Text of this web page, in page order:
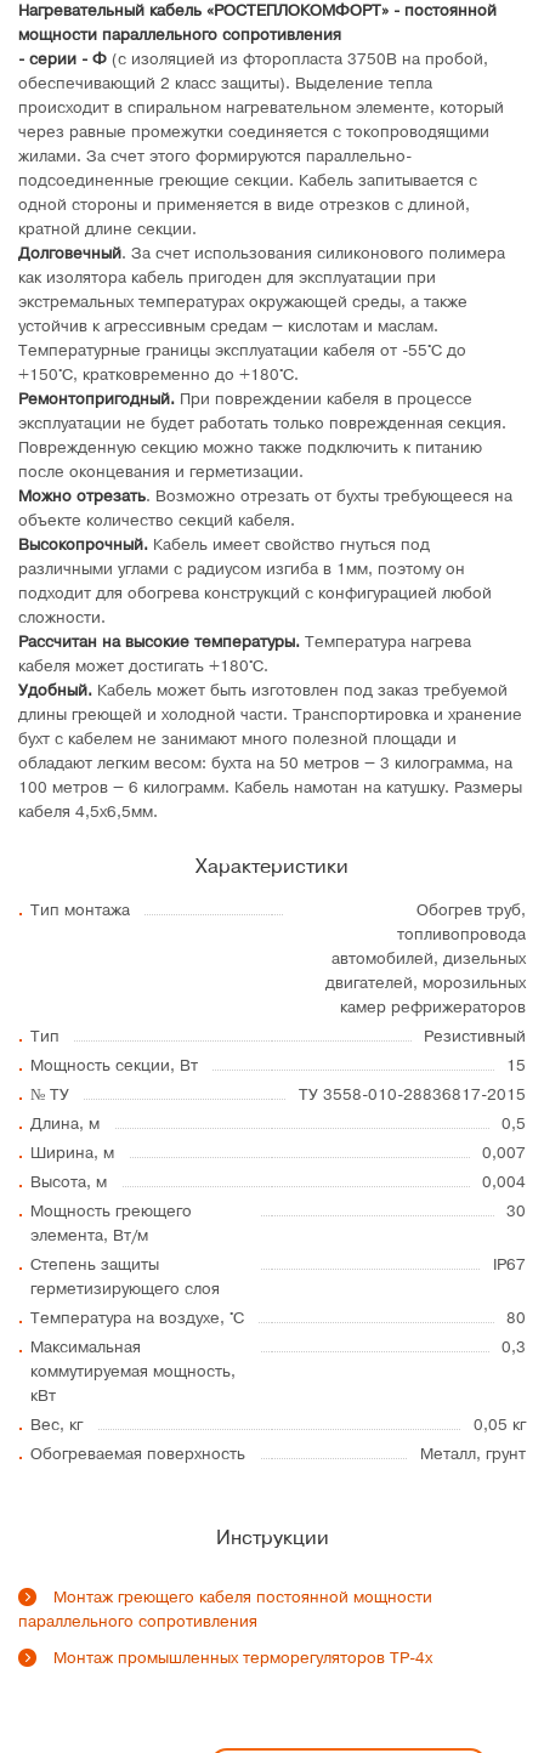
Нагревательный кабель «РОСТЕПЛОКОМФОРТ» - постоянной
мощности параллельного сопротивления
- серии - Ф (с изоляцией из фторопласта 3750В на пробой,
обеспечивающий 2 класс защиты). Выделение тепла
происходит в спиральном нагревательном элементе, который
через равные промежутки соединяется с токопроводящими
жилами. За счет этого формируются параллельно-
подсоединенные греющие секции. Кабель запитывается с
одной стороны и применяется в виде отрезков с длиной,
кратной длине секции.
Долговечный. За счет использования силиконового полимера
как изолятора кабель пригоден для эксплуатации при
экстремальных температурах окружающей среды, а также
устойчив к агрессивным средам – кислотам и маслам.
Температурные границы эксплуатации кабеля от -55°C до
+150°C, кратковременно до +180°C.
Ремонтопригодный. При повреждении кабеля в процессе
эксплуатации не будет работать только поврежденная секция.
Поврежденную секцию можно также подключить к питанию
после оконцевания и герметизации.
Можно отрезать. Возможно отрезать от бухты требующееся на
объекте количество секций кабеля.
Высокопрочный. Кабель имеет свойство гнуться под
различными углами с радиусом изгиба в 1мм, поэтому он
подходит для обогрева конструкций с конфигурацией любой
сложности.
Рассчитан на высокие температуры. Температура нагрева
кабеля может достигать +180°C.
Удобный. Кабель может быть изготовлен под заказ требуемой
длины греющей и холодной части. Транспортировка и хранение
бухт с кабелем не занимают много полезной площади и
обладают легким весом: бухта на 50 метров – 3 килограмма, на
100 метров – 6 килограмм. Кабель намотан на катушку. Размеры
кабеля 4,5х6,5мм.
Характеристики
Тип монтажа
Обогрев труб,
топливопровода
автомобилей, дизельных
двигателей, морозильных
камер рефрижераторов
Тип
Резистивный
Мощность секции, Вт
15
№ ТУ
ТУ 3558-010-28836817-2015
Длина, м
0,5
Ширина, м
0,007
Высота, м
0,004
Мощность греющего
элемента, Вт/м
30
Степень защиты
герметизирующего слоя
IP67
Температура на воздухе, °C
80
Максимальная
коммутируемая мощность,
кВт
0,3
Вес, кг
0,05 кг
Обогреваемая поверхность
Металл, грунт
Инструкции
Монтаж греющего кабеля постоянной мощности
параллельного сопротивления
Монтаж промышленных терморегуляторов ТР-4х